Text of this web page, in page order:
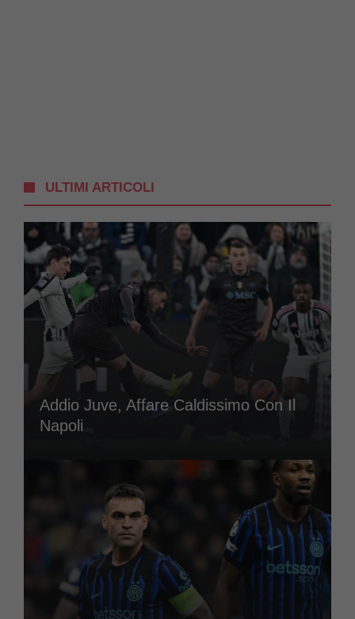
ULTIMI ARTICOLI
Addio Juve, Affare Caldissimo Con Il
Napoli